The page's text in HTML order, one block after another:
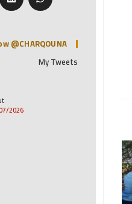
@CHARQOUNA
My Tweets
17/07/